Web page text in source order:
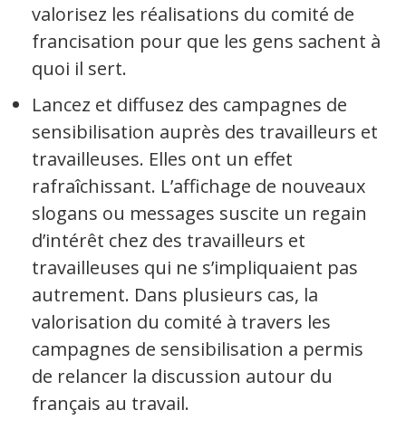
Jeux et outils terminolinguistiques
Intégration linguistique
Cours de français
Témoignages
Matériel à télécharger
Nos campagnes
valorisez les réalisations du comité de
francisation pour que les gens sachent à
quoi il sert.
Lancez et diffusez des campagnes de
sensibilisation auprès des travailleurs et
travailleuses. Elles ont un effet
rafraîchissant. L’affichage de nouveaux
slogans ou messages suscite un regain
d’intérêt chez des travailleurs et
travailleuses qui ne s’impliquaient pas
autrement. Dans plusieurs cas, la
valorisation du comité à travers les
campagnes de sensibilisation a permis
de relancer la discussion autour du
français au travail.